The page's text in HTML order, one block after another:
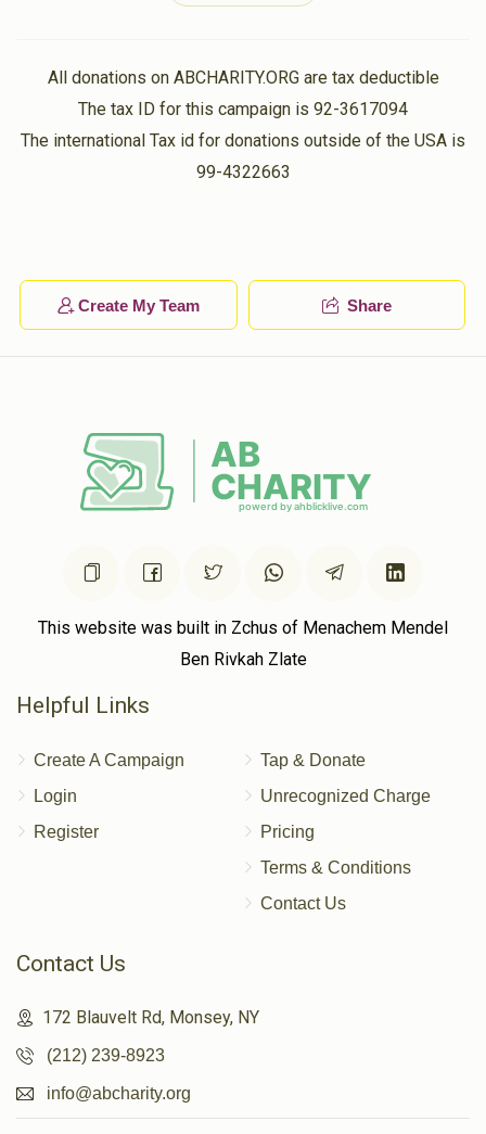
$10.00
אלי' יואל ראזענפעלד
Yitzchok Gruber
1 year ago $50.00
פרנס השבוע
All donations on ABCHARITY.ORG are tax deductible
The tax ID for this campaign is 92-3617094
The international Tax id for donations outside of the USA is
99-4322663
Create My Team Share
This website was built in Zchus of Menachem Mendel
Ben Rivkah Zlate
Helpful Links
Create A Campaign
Login
Register
Tap & Donate
Unrecognized Charge
Pricing
Terms & Conditions
Contact Us
Contact Us
172 Blauvelt Rd, Monsey, NY
(212) 239-8923
info@abcharity.org